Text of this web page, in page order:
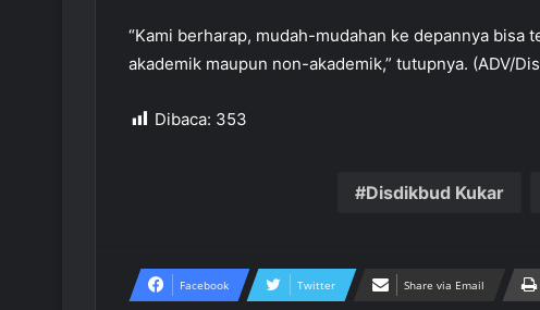
“Kami berharap, mudah-mudahan ke depannya bisa
akademik maupun non-akademik,” tutupnya. (ADV/
Dibaca: 353
Disdikbud Kukar
Facebook Twitter Share via Email